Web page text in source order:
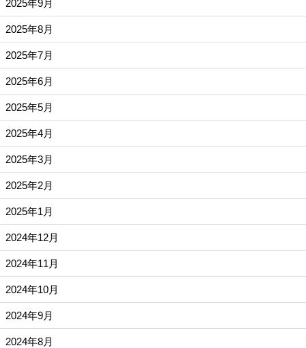
2025年9月
2025年8月
2025年7月
2025年6月
2025年5月
2025年4月
2025年3月
2025年2月
2025年1月
2024年12月
2024年11月
2024年10月
2024年9月
2024年8月